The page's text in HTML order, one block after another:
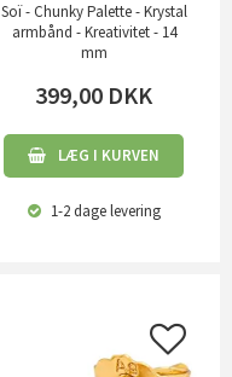
Soï - Chunky Palette - Krystal
armbånd - Kreativitet - 14
mm
399,00 DKK
LÆG I KURVEN
1-2 dagelevering